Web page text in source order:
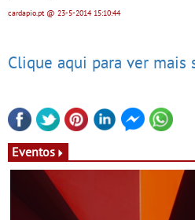
cardapio.pt@ 23-5-201415:10:44
Clique aqui para ver mais
Eventos